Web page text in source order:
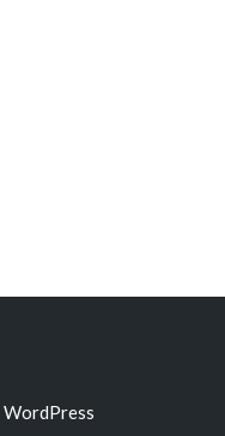
WordPress